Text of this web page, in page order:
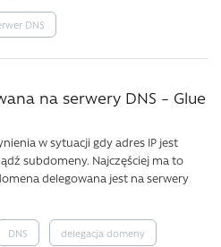
DNS
na serwery DNS – Glue
w sytuacji gdy adres IP jest
subdomeny. Najczęściej ma to
delegowana jest na serwery
DNS delegacja domeny